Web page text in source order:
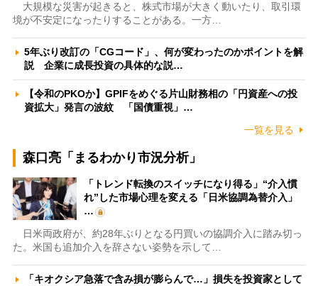
大規模な災害が起きると、株式市場が大きく動いたり、取引環
境が不安定になったりすることがある。一方…
5年ぶり改訂の「CGコード」、何が変わったのかポイントを解
説 企業に成長投資の具体的な説…
【令和のPKOか】GPIFをめぐる片山財務相の「円資産への投
資拡大」発言の波紋 「国債重視」…
一覧を見る
森口亮「まるわかり市況分析」
「トレンド転換のスイッチになり得る」“介入慣
れ”した市場心理を変える「日米協調為替介入」
…
日米両政府が、約28年ぶりとなる円買いの協調介入に踏み切っ
た。米国も追加介入を辞さない姿勢を示して…
「キオクシア急落で含み損が膨らんで…」損失を投資家として